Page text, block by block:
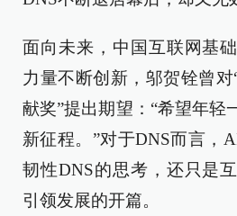
面向未来，中国互联网基
力量不断创新，邬贺铨曾
献奖”提出期望：“希望年轻
新征程。”对于DNS而言，
韧性DNS的思考，还只是
引领发展的开篇。